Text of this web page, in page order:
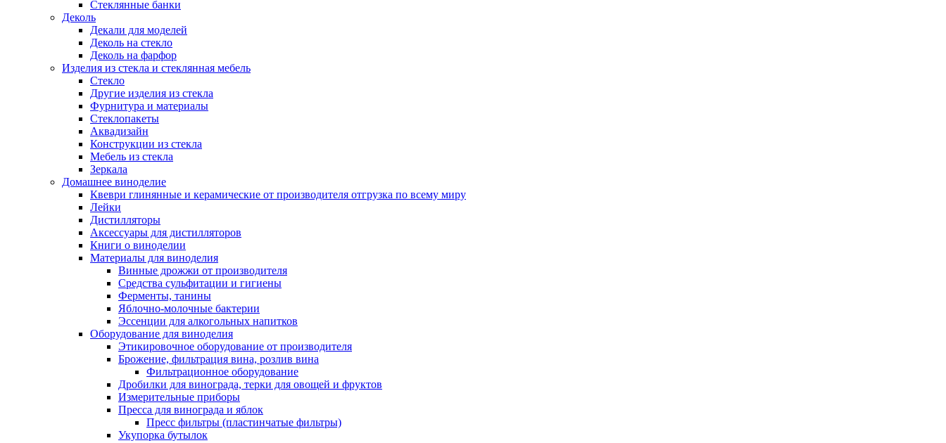
Стеклянные банки
Деколь
Декали для моделей
Деколь на стекло
Деколь на фарфор
Изделия из стекла и стеклянная мебель
Стекло
Другие изделия из стекла
Фурнитура и материалы
Стеклопакеты
Аквадизайн
Конструкции из стекла
Мебель из стекла
Зеркала
Домашнее виноделие
Квеври глинянные и керамические от производителя отгрузка по всему миру
Лейки
Дистилляторы
Аксессуары для дистилляторов
Книги о виноделии
Материалы для виноделия
Винные дрожжи от производителя
Средства сульфитации и гигиены
Ферменты, танины
Яблочно-молочные бактерии
Эссенции для алкогольных напитков
Оборудование для виноделия
Этикировочное оборудование от производителя
Брожение, фильтрация вина, розлив вина
Фильтрационное оборудование
Дробилки для винограда, терки для овощей и фруктов
Измерительные приборы
Пресса для винограда и яблок
Пресс фильтры (пластинчатые фильтры)
Укупорка бутылок